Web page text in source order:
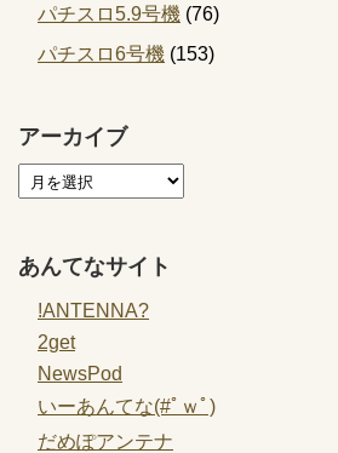
パチスロ5.9号機 (76)
パチスロ6号機 (153)
アーカイブ
あんてなサイト
!ANTENNA?
2get
NewsPod
いーあんてな(#ﾟｗﾟ)
だめぽアンテナ